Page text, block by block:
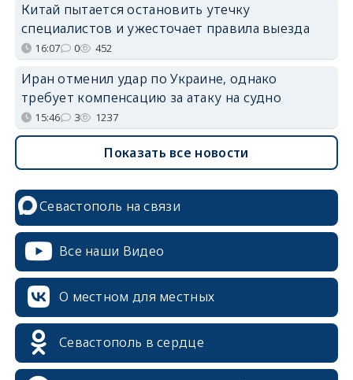
Китай пытается остановить утечку
специалистов и ужесточает правила выезда
16:07 0 452
Иран отменил удар по Украине, однако
требует компенсацию за атаку на судно
15:46 3 1237
Показать все новости
Севастополь на связи
Все наши Видео
О местном для местных
Севастополь в сердце